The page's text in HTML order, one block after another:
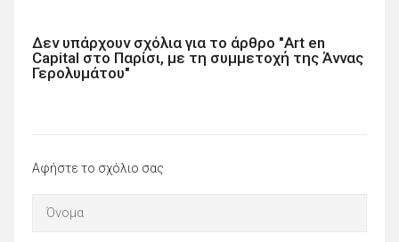
Δεν υπάρχουν σχόλια για το άρθρο "Art en
Capital στο Παρίσι, με τη συμμετοχή της Άννας
Γερολυμάτου"
Αφήστε το σχόλιο σας